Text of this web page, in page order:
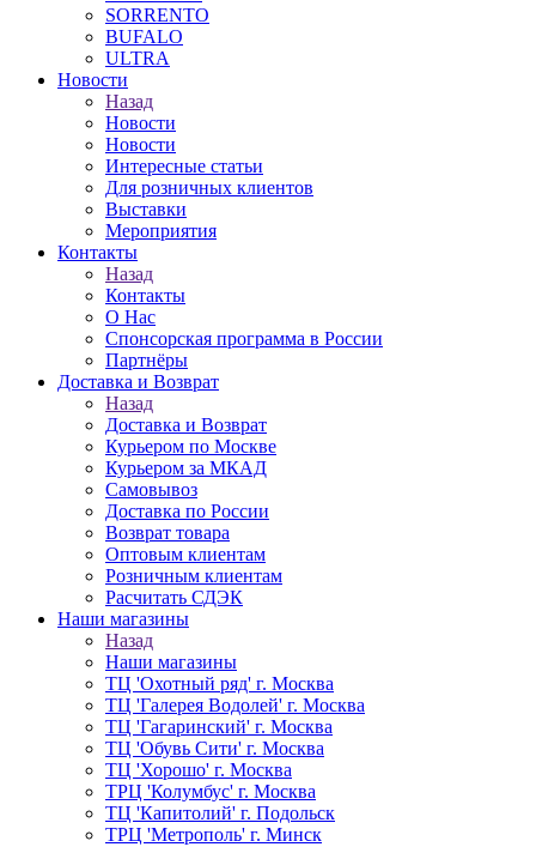
SORRENTO
BUFALO
ULTRA
Новости
Назад
Новости
Новости
Интересные статьи
Для розничных клиентов
Выставки
Мероприятия
Контакты
Назад
Контакты
О Нас
Спонсорская программа в России
Партнёры
Доставка и Возврат
Назад
Доставка и Возврат
Курьером по Москве
Курьером за МКАД
Самовывоз
Доставка по России
Возврат товара
Оптовым клиентам
Розничным клиентам
Расчитать СДЭК
Наши магазины
Назад
Наши магазины
ТЦ 'Охотный ряд' г. Москва
ТЦ 'Галерея Водолей' г. Москва
ТЦ 'Гагаринский' г. Москва
ТЦ 'Обувь Сити' г. Москва
ТЦ 'Хорошо' г. Москва
ТРЦ 'Колумбус' г. Москва
ТЦ 'Капитолий' г. Подольск
ТРЦ 'Метрополь' г. Минск